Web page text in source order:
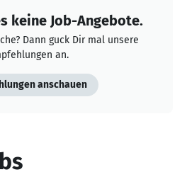
keine Job-Angebote.
Dann guck Dir mal unsere
an.
anschauen